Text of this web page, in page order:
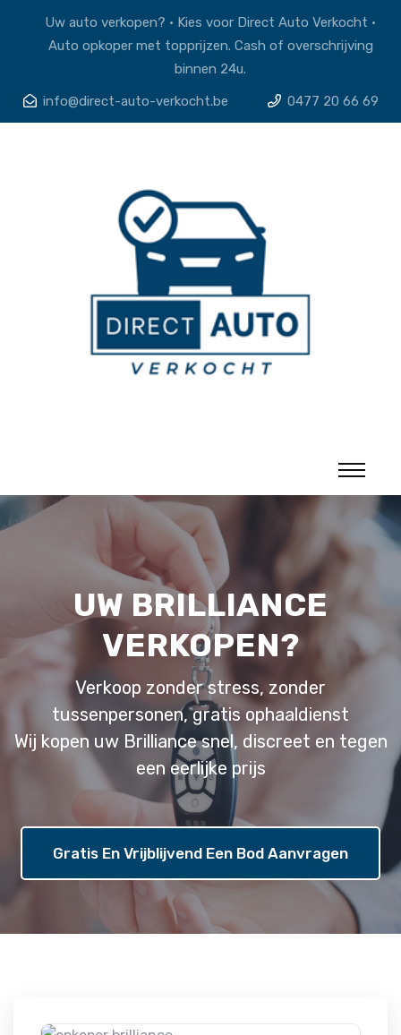
Uw auto verkopen? • Kies voor Direct Auto Verkocht •
Auto opkoper met topprijzen. Cash of overschrijving
binnen 24u.
info@direct-auto-verkocht.be
0477 20 66 69
UW BRILLIANCE
VERKOPEN?
Verkoop zonder stress, zonder
tussenpersonen, gratis ophaaldienst
Wij kopen uw Brilliance snel, discreet en tegen
een eerlijke prijs
Gratis En Vrijblijvend Een Bod Aanvragen